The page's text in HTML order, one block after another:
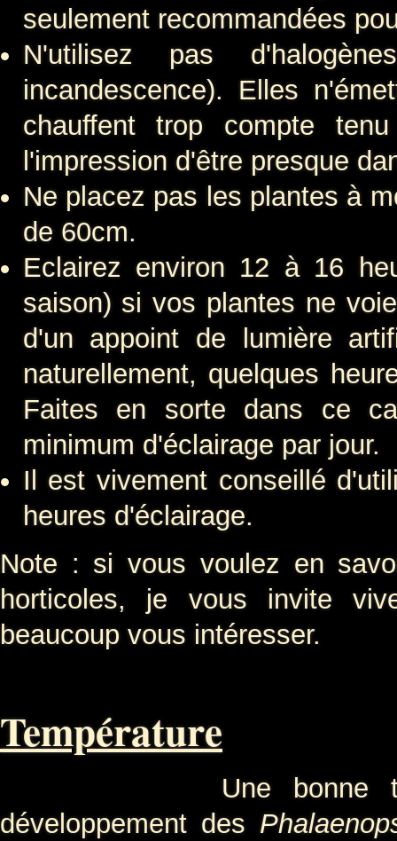
seulement recommandées
N'utilisez pas
incandescence). Elles
chauffent trop compte
l'impression d'être presque
Ne placez pas les plantes à
de 60cm.
Eclairez environ 12 à 16
saison) si vos plantes ne
d'un appoint de lumière
naturellement, quelques
Faites en sorte dans ce
minimum d'éclairage par jour.
Il est vivement conseillé
heures d'éclairage.
Note : si vous voulez en
horticoles, je vous invite
beaucoup vous intéresser.
Température
Une bonne
développement des